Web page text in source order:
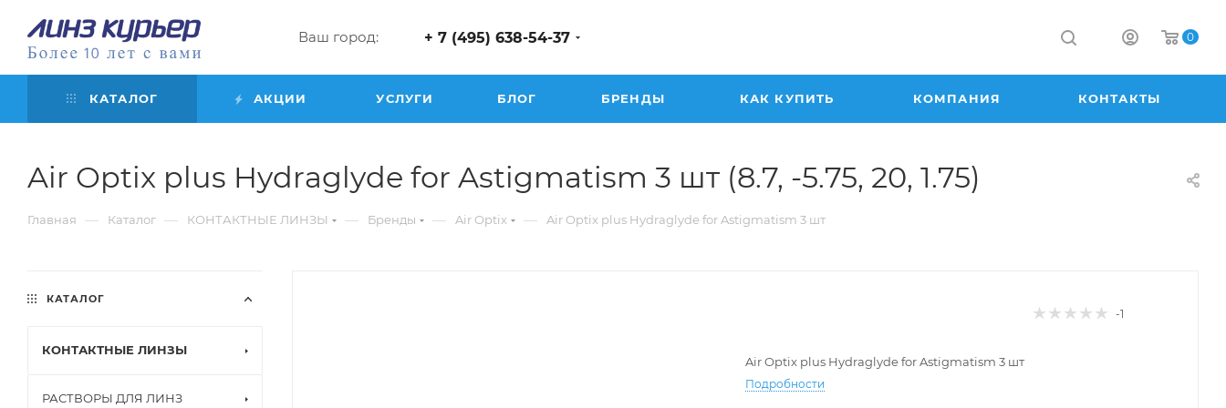
Ваш город: + 7 (495) 638-54-37 0
КАТАЛОГ АКЦИИ УСЛУГИ БЛОГ БРЕНДЫ КАК КУПИТЬ КОМПАНИЯ КОНТАКТЫ
Air Optix plus Hydraglyde for Astigmatism 3 шт (8.7, -5.75, 20, 1.75)
Главная — Каталог — КОНТАКТНЫЕ ЛИНЗЫ — Бренды — Air Optix — Air Optix plus Hydraglyde for Astigmatism 3 шт
-1
Air Optix plus Hydraglyde for Astigmatism 3 шт
Подробности
КАТАЛОГ
КОНТАКТНЫЕ ЛИНЗЫ
РАСТВОРЫ ДЛЯ ЛИНЗ